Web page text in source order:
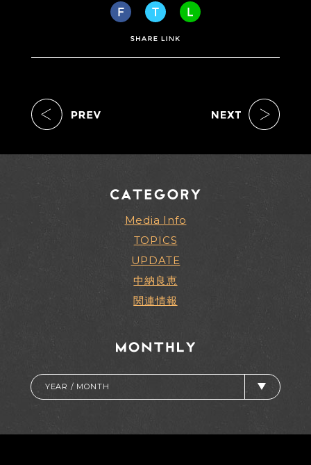
Media Info
TOPICS
UPDATE
中納良恵
関連情報
YEAR / MONTH